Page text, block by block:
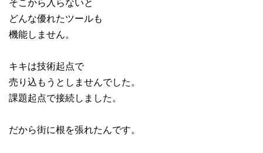
どんな優れたツールも
機能しません。
キキは技術起点で
売り込もうとしませんでした。
課題起点で接続しました。
だから街に根を張れたんです。